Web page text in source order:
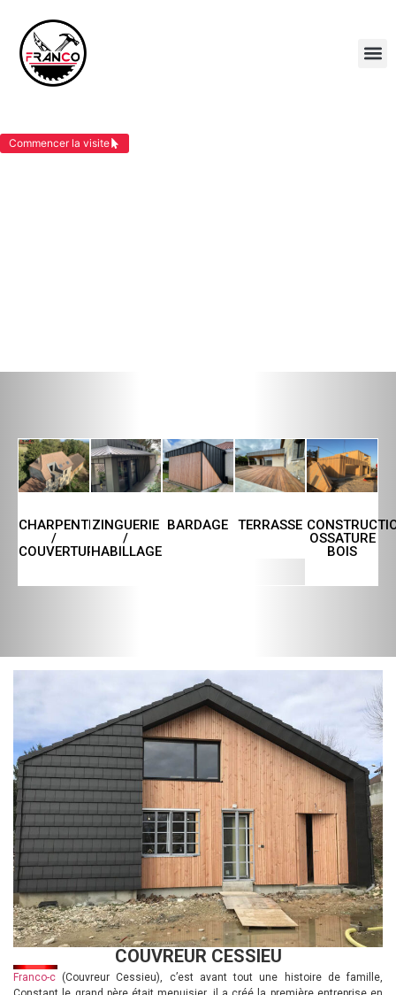
Commencer la visite
CHARPENTE
/
COUVERTURE
ZINGUERIE
/
HABILLAGE
BARDAGE TERRASSE
OSSATURE
BOIS
COUVREUR CESSIEU
Franco-c (Couvreur Cessieu), c’est avant tout une histoire de famille,